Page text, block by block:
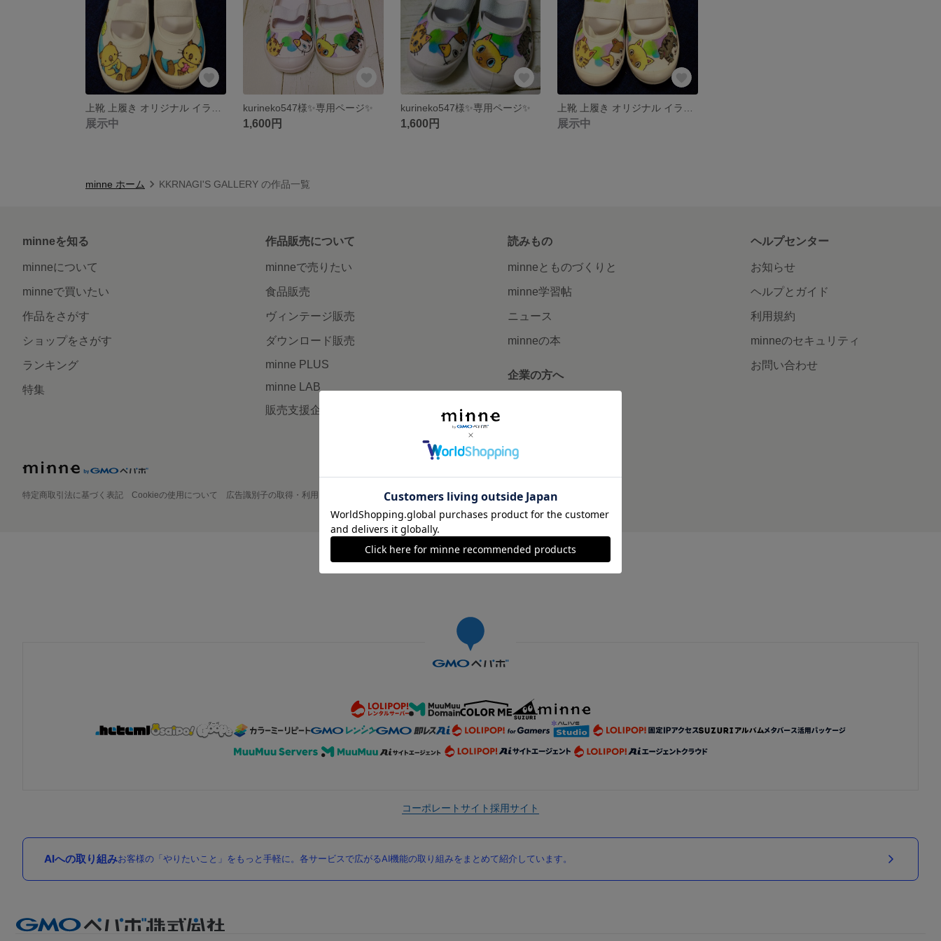
展示中
kurineko547様✨専用ページ✨
1,600円
kurineko547様✨専用ページ✨
1,600円 展示中
minne ホーム KKRNAGI'S GALLERY の作品一覧
minneを知る
minneについて
minneで買いたい
作品をさがす
ショップをさがす
ランキング
特集
作品販売について
minneで売りたい
食品販売
ヴィンテージ販売
ダウンロード販売
minne PLUS
minne LAB
販売支援企画・イベント
読みもの
minneとものづくりと
minne学習帖
ニュース
minneの本
企業の方へ
ヘルプセンター
お知らせ
ヘルプとガイド
利用規約
minneのセキュリティ
お問い合わせ
特定商取引法に基づく表記 Cookieの使用について 広告識別子の取得・利用 プライバシーポリシー 会社概要 採用情報 メディアキット
©GMO Pepabo, Inc. All rights reserved.
コーポレートサイト採用サイト
AIへの取り組みお客様の「やりたいこと」をもっと手軽に。各サービスで広がるAI機能の取り組みをまとめて紹介しています。